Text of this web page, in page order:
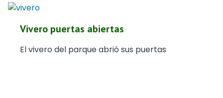
Vivero puertas abiertas
El vivero del parque abrió sus puertas